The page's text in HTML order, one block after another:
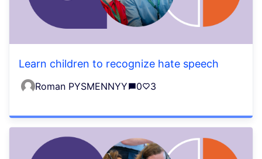
Learn children to recognize hate speech
Roman PYSMENNYY 0 3